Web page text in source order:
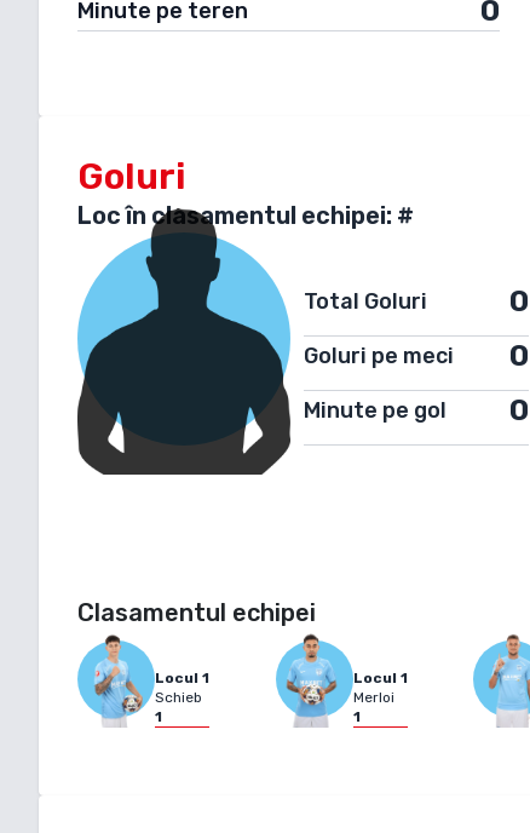
Minute pe teren 0
Goluri
Loc în clasamentul echipei: #
Total Goluri 0
Goluri pe meci 0
Minute pe gol 0
Clasamentul echipei
Locul 1
Schieb
1
Locul 1
Merloi
1